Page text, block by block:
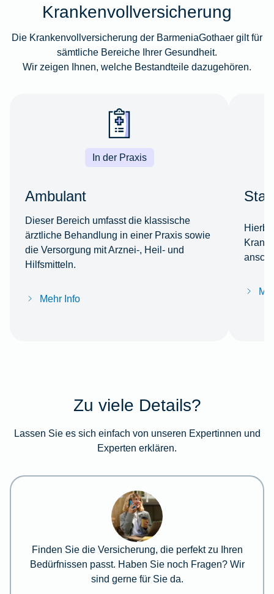
Krankenvollversicherung
Die Krankenvollversicherung der BarmeniaGothaer gilt für
sämtliche Bereiche Ihrer Gesundheit.
Wir zeigen Ihnen, welche Bestandteile dazugehören.
In der Praxis
Ambulant
Dieser Bereich umfasst die klassische
ärztliche Behandlung in einer Praxis sowie
die Versorgung mit Arznei-, Heil- und
Hilfsmitteln.
Mehr Info
Zu viele Details?
Lassen Sie es sich einfach von unseren Expertinnen und
Experten erklären.
Finden Sie die Versicherung, die perfekt zu Ihren
Bedürfnissen passt. Haben Sie noch Fragen? Wir
sind gerne für Sie da.